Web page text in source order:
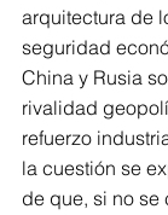
arquitectura de
seguridad
China y Rusia
rivalidad
refuerzo
la cuestión se
de que, si no